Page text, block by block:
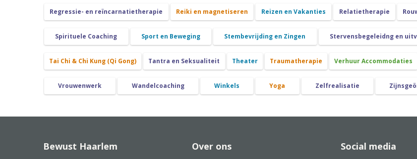
Regressie- en reïncarnatietherapie Reiki en magnetiseren Reizen en Vakanties Relatietherapie
Spirituele Coaching Sport en Beweging Stembevrijding en Zingen Stervensbegeleidng en
Tai Chi & Chi Kung (Qi Gong) Tantra en Seksualiteit Theater Traumatherapie Verhuur Accommodaties
Vrouwenwerk Wandelcoaching Winkels Yoga Zelfrealisatie
Bewust Haarlem Over ons Social media